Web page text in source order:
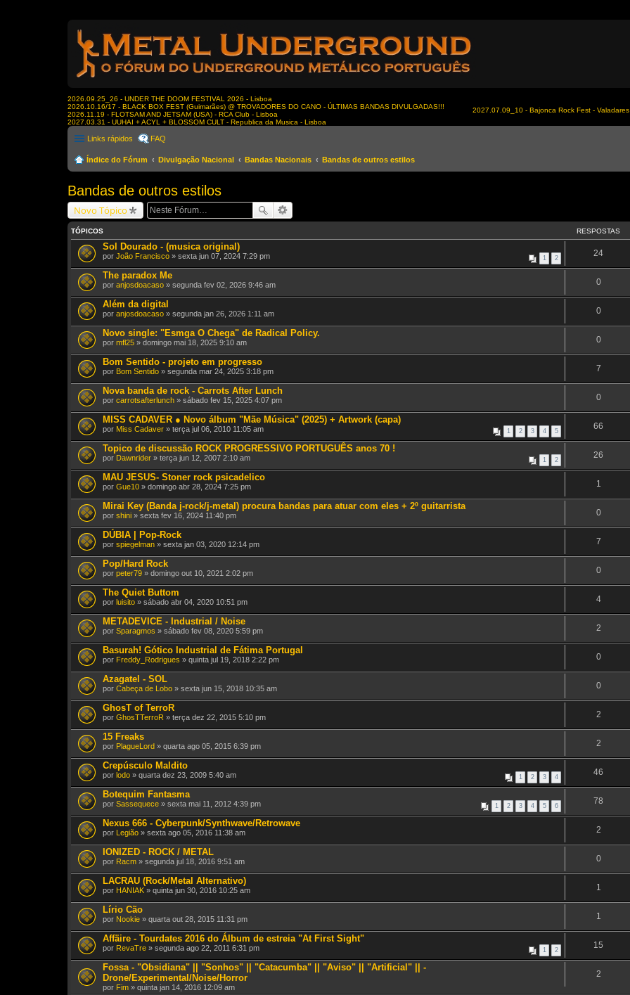
2026.09.25_26 - UNDER THE DOOM FESTIVAL 2026 - Lisboa
2026.10.16/17 - BLACK BOX FEST (Guimarães) @ TROVADORES DO CANO - ÚLTIMAS BANDAS DIVULGADAS!!!
2026.11.19 - FLOTSAM AND JETSAM (USA) - RCA Club - Lisboa
2027.03.31 - UUHAI + ACYL + BLOSSOM CULT - Republica da Musica - Lisboa
2027.07.09_10 - Bajonca Rock Fest -
Links rápidos FAQ
Índice do Fórum Divulgação Nacional Bandas Nacionais Bandas de outros estilos
Bandas de outros estilos
Novo Tópico
TÓPICOS RESPOSTAS
Sol Dourado - (musica original)
1 2
por João Francisco » sexta jun 07, 2024 7:29 pm 24
The paradox Me
por anjosdoacaso » segunda fev 02, 2026 9:46 am 0
Além da digital
por anjosdoacaso » segunda jan 26, 2026 1:11 am 0
Novo single: "Esmga O Chega" de Radical Policy.
por mfl25 » domingo mai 18, 2025 9:10 am 0
Bom Sentido - projeto em progresso
por Bom Sentido » segunda mar 24, 2025 3:18 pm 7
Nova banda de rock - Carrots After Lunch
por carrotsafterlunch » sábado fev 15, 2025 4:07 pm 0
MISS CADAVER ● Novo álbum "Mãe Música" (2025) + Artwork (capa)
1 2 3 4 5
por Miss Cadaver » terça jul 06, 2010 11:05 am 66
Topico de discussão ROCK PROGRESSIVO PORTUGUÊS anos 70 !
1 2
por Dawnrider » terça jun 12, 2007 2:10 am 26
MAU JESUS- Stoner rock psicadelico
por Gue10 » domingo abr 28, 2024 7:25 pm 1
Mirai Key (Banda j-rock/j-metal) procura bandas para atuar com eles + 2º guitarrista
por shini » sexta fev 16, 2024 11:40 pm 0
DÚBIA | Pop-Rock
por spiegelman » sexta jan 03, 2020 12:14 pm 7
Pop/Hard Rock
por peter79 » domingo out 10, 2021 2:02 pm 0
The Quiet Buttom
por luisito » sábado abr 04, 2020 10:51 pm 4
METADEVICE - Industrial / Noise
por Sparagmos » sábado fev 08, 2020 5:59 pm 2
Basurah! Gótico Industrial de Fátima Portugal
por Freddy_Rodrigues » quinta jul 19, 2018 2:22 pm 0
Azagatel - SOL
por Cabeça de Lobo » sexta jun 15, 2018 10:35 am 0
GhosT of TerroR
por GhosTTerroR » terça dez 22, 2015 5:10 pm 2
15 Freaks
por PlagueLord » quarta ago 05, 2015 6:39 pm 2
Crepúsculo Maldito
1 2 3 4
por lodo » quarta dez 23, 2009 5:40 am 46
Botequim Fantasma
1 2 3 4 5 6
por Sassequece » sexta mai 11, 2012 4:39 pm 78
Nexus 666 - Cyberpunk/Synthwave/Retrowave
por Legião » sexta ago 05, 2016 11:38 am 2
IONIZED - ROCK / METAL
por Racm » segunda jul 18, 2016 9:51 am 0
LACRAU (Rock/Metal Alternativo)
por HANIAK » quinta jun 30, 2016 10:25 am 1
Lírio Cão
por Nookie » quarta out 28, 2015 11:31 pm 1
Affäire - Tourdates 2016 do Álbum de estreia "At First Sight"
1 2
por RevaTre » segunda ago 22, 2011 6:31 pm 15
Fossa - "Obsidiana" || "Sonhos" || "Catacumba" || "Aviso" || "Artificial" || -
Drone/Experimental/Noise/Horror
por Fim » quinta jan 14, 2016 12:09 am
2